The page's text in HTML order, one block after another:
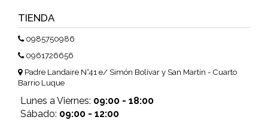
TIENDA
0985750986
0961726656
Padre Landaire N°41 e/ Simón Bolívar y San Martín - Cuarto
Barrio Luque
Lunes a Viernes: 09:00 - 18:00
Sábado: 09:00 - 12:00